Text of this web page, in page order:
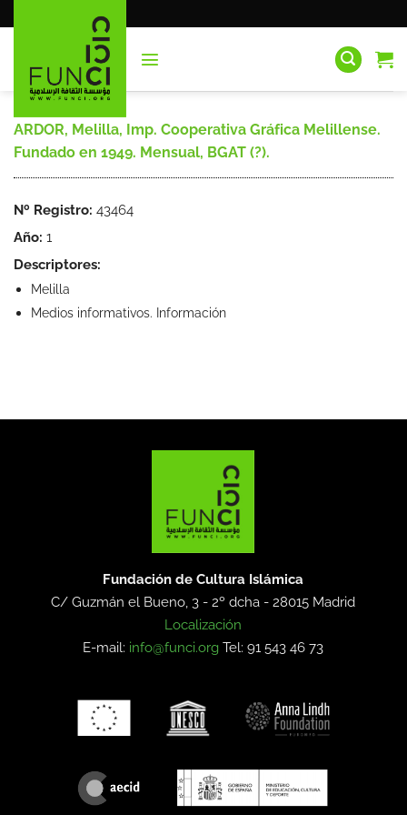
al
ARDOR, Melilla, Imp. Cooperativa Gráfica Melillense.
Fundado en 1949. Mensual, BGAT (?).
Nº Registro: 43464
Año: 1
Descriptores:
Melilla
Medios informativos. Información
Fundación de Cultura Islámica
C/ Guzmán el Bueno, 3 - 2º dcha -28015 Madrid
Localización
E-mail: info@funci.org Tel: 91 543 46 73